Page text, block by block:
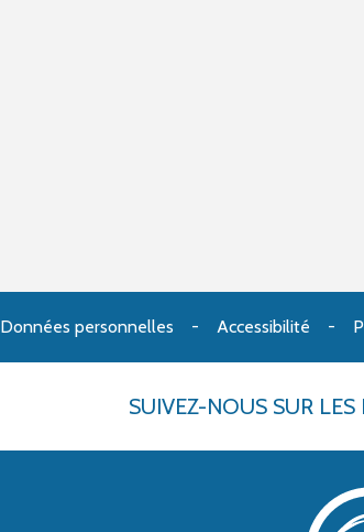
Données personnelles Accessibilité
SUIVEZ-NOUS SUR LES